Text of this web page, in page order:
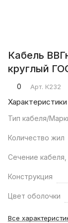
Кабель
круглый
0 Арт. К232
Характеристики
Тип кабеля/
Количество жил
Сечение
Конструкция
Цвет оболочки
Все